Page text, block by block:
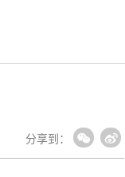
分享到：